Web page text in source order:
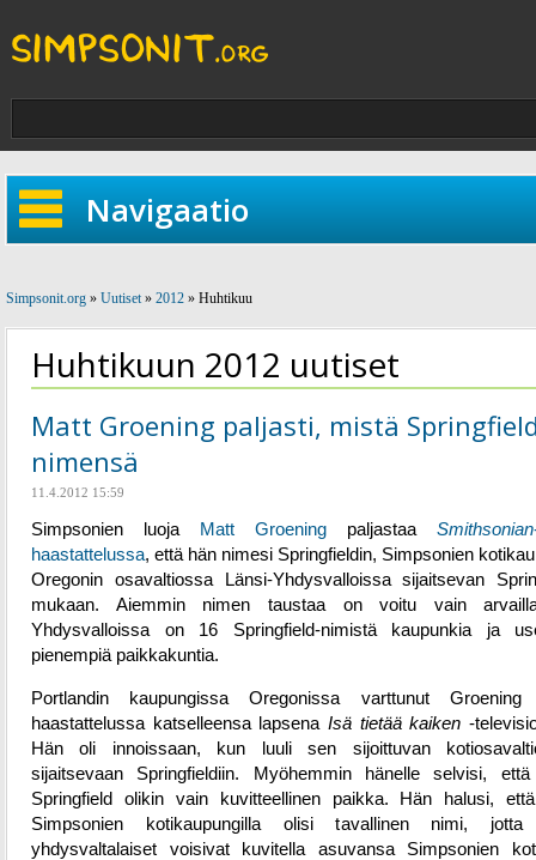
Navigaatio
Simpsonit.org » Uutiset» 2012 » Huhtikuu
Huhtikuun 2012 uutiset
Matt Groening paljasti, mistä
nimensä
11.4.2012 15:59
Simpsonien luoja Matt Groening paljastaa Smithsonian
haastattelussa, että hän nimesi Springfieldin, Simpsonien
Oregonin osavaltiossa Länsi-Yhdysvalloissa sijaitsevan
mukaan. Aiemmin nimen taustaa on voitu vain
Yhdysvalloissa on 16 Springfield-nimistä kaupunkia ja
pienempiä paikkakuntia.
Portlandin kaupungissa Oregonissa varttunut Groening
haastattelussa katselleensa lapsena Isä tietää kaiken -
Hän oli innoissaan, kun luuli sen sijoittuvan
sijaitsevaan Springfieldiin. Myöhemmin hänelle selvisi,
Springfield olikin vain kuvitteellinen paikka. Hän halusi,
Simpsonien kotikaupungilla olisi tavallinen nimi, jotta
yhdysvaltalaiset voisivat kuvitella asuvansa Simpsonien